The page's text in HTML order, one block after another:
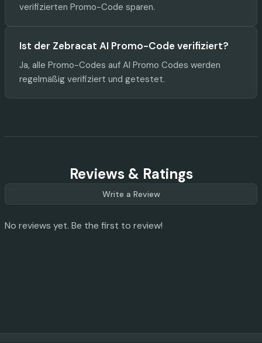
verifizierten Promo-Code sparen.
Ist der Zebracat AI Promo-Code verifiziert?
Ja, alle Promo-Codes auf AI Promo Codes werden
regelmäßig verifiziert und getestet.
Reviews & Ratings
Write a Review
No reviews yet. Be the first to review!